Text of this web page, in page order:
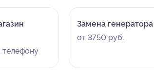
телефону
Замена генератора
от 3750 руб.